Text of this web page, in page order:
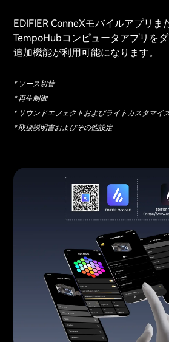
EDIFIER ConneXモバイルアプリま
TempoHubコンピュータアプリをダ
追加機能が利用可能になります。
* ソース切替
* 再生制御
* サウンドエフェクトおよびライトカスタマイ
* 取扱説明書およびその他設定